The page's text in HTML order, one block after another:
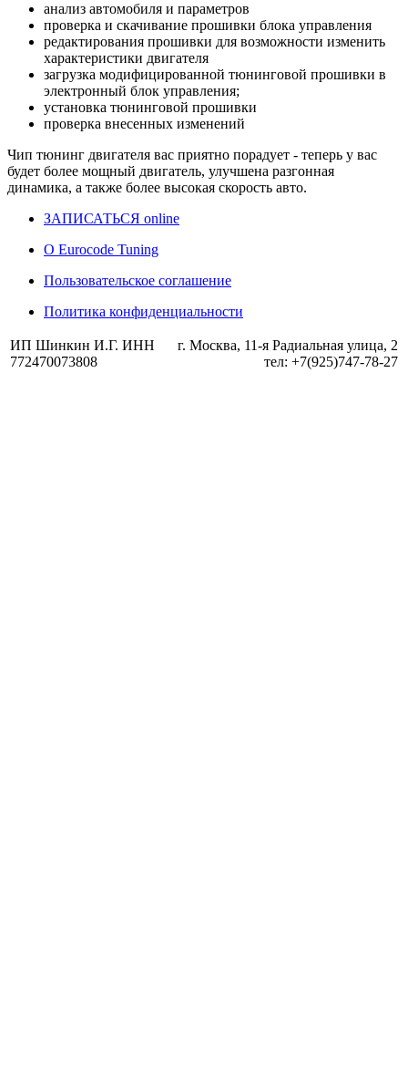
анализ автомобиля и параметров
проверка и скачивание прошивки блока управления
редактирования прошивки для возможности изменить
характеристики двигателя
загрузка модифицированной тюнинговой прошивки в
электронный блок управления;
установка тюнинговой прошивки
проверка внесенных изменений
Чип тюнинг двигателя вас приятно порадует - теперь у вас
будет более мощный двигатель, улучшена разгонная
динамика, а также более высокая скорость авто.
ЗАПИСАТЬСЯ online
О Eurocode Tuning
Пользовательское соглашение
Политика конфиденциальности
ИП Шинкин И.Г. ИНН
772470073808
г. Москва, 11-я Радиальная улица, 2
тел: +7(925)747-78-27